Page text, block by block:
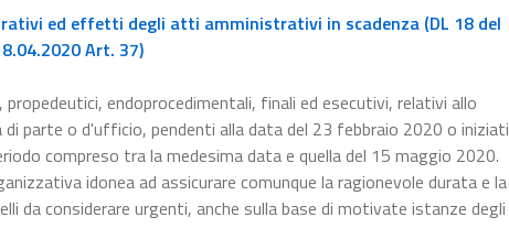
ed effetti degli atti amministrativi in scadenza (DL 18 del
Art. 37)
endoprocedimentali, finali ed esecutivi, relativi allo
parte o d'ufficio, pendenti alla data del 23 febbraio 2020 o iniziati
compreso tra la medesima data e quella del 15 maggio 2020.
idonea ad assicurare comunque la ragionevole durata e la
da considerare urgenti, anche sulla base di motivate istanze degli